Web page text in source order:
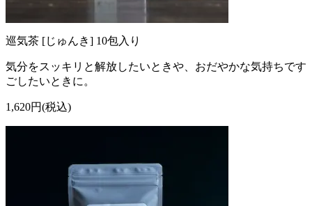
巡気茶 [じゅんき] 10包入り
気分をスッキリと解放したいときや、おだやかな気持ちです
ごしたいときに。
1,620円(税込)